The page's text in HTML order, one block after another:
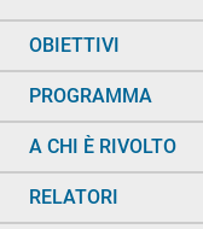
OBIETTIVI
PROGRAMMA
A CHI È RIVOLTO
RELATORI